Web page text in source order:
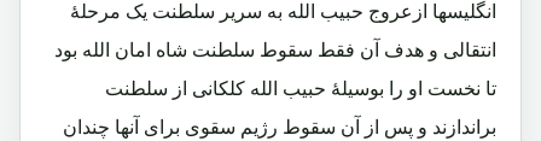
انگلیسها ازعروج حبیب الله به سریر سلطنت یک مرحلۀ
انتقالی و هدف آن فقط سقوط سلطنت شاه امان الله بود
تا نخست او را بوسیلۀ حبیب الله کلکانی از سلطنت
براندازند و پس از آن سقوط رژیم سقوی برای آنها چندان